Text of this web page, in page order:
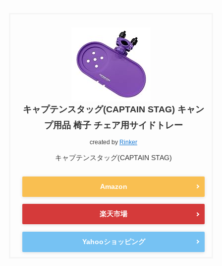
キャプテンスタッグ(CAPTAIN STAG) キャン
プ用品 椅子 チェア用サイドトレー
created by Rinker
キャプテンスタッグ(CAPTAIN STAG)
Amazon
楽天市場
Yahooショッピング